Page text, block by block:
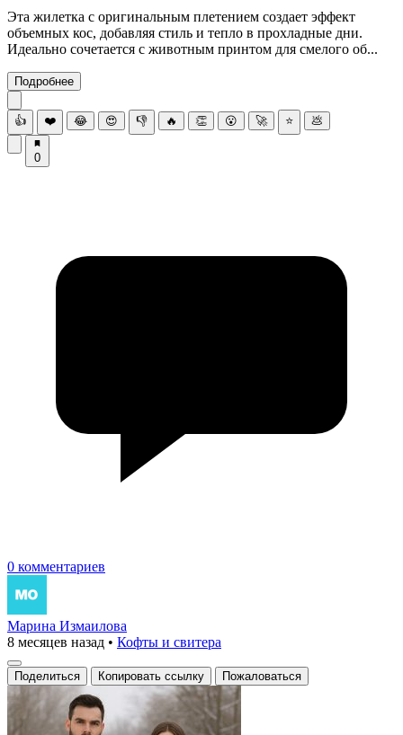
Эта жилетка с оригинальным плетением создает эффект
объемных кос, добавляя стиль и тепло в прохладные дни.
Идеально сочетается с животным принтом для смелого об...
Подробнее
👍 ❤️ 😂 😍 👎 🔥 👏 😮 🚀 ⭐ 💩
0
0 комментариев
Марина Измаилова
8 месяцев назад • Кофты и свитера
Поделиться Копировать ссылку Пожаловаться